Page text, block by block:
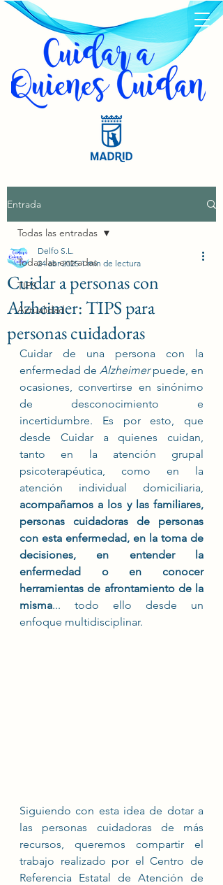
Entrada
Todas las entradas
TIPS
Actualidad
Todas las entradas
Cuidar a personas con
Alzheimer: TIPS para
personas cuidadoras
Delfo S.L.
24 abr 2025 1 min de lectura
Cuidar de una persona con la
enfermedad de Alzheimer puede, en
ocasiones, convertirse en sinónimo
de desconocimiento e
incertidumbre. Es por esto, que
desde Cuidar a quienes cuidan,
tanto en la atención grupal
psicoterapéutica, como en la
acompañamos a los y las familiares,
personas cuidadoras de personas
con esta enfermedad, en la toma de
decisiones, en entender la
enfermedad o en conocer
herramientas de afrontamiento de la
misma... todo ello desde un
enfoque multidisciplinar.
Siguiendo con esta idea de dotar a
las personas cuidadoras de más
recursos, queremos compartir el
trabajo realizado por el Centro de
Referencia Estatal de Atención de